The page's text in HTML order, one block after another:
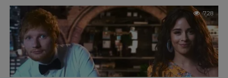
728